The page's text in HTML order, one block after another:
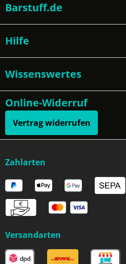
Barstuff.de
Hilfe
Wissenswertes
Online-Widerruf
Vertrag widerrufen
Zahlarten
Versandarten